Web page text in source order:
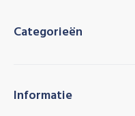
Categorieën
Informatie